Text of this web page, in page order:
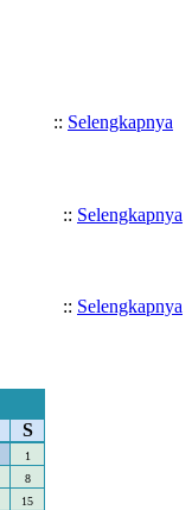
:: Selengkapnya
:: Selengkapnya
:: Selengkapnya
S
1
8
15